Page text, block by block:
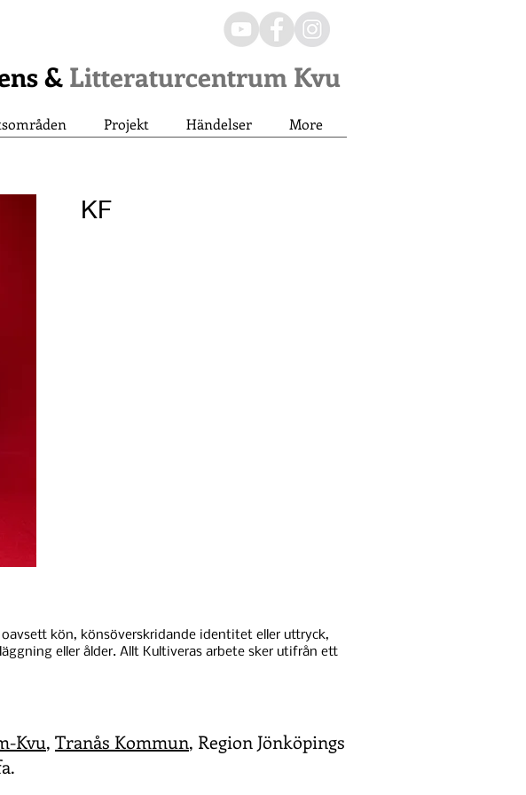
&Litteraturcentrum Kvu
Projekt Händelser More
KF
kön, könsöverskridande identitet eller uttryck,
eller ålder. Allt Kultiveras arbete sker utifrån ett
Kvu, Tranås Kommun, Region Jönköpings